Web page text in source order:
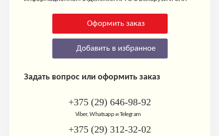
Оформить заказ
Добавить в избранное
Задать вопрос или оформить заказ
+375 (29) 646-98-92
Viber, Whatsapp и Telegram
+375 (29) 312-32-02